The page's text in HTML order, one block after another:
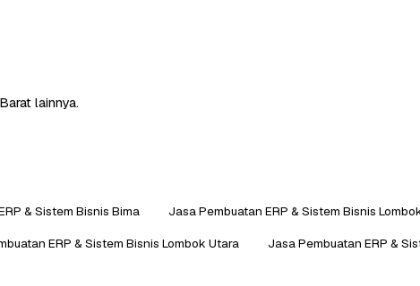
lainnya.
& Sistem Bisnis Bima Jasa Pembuatan ERP & Sistem Bisnis
ERP & Sistem Bisnis Lombok Utara
Jasa Pembuatan ERP &